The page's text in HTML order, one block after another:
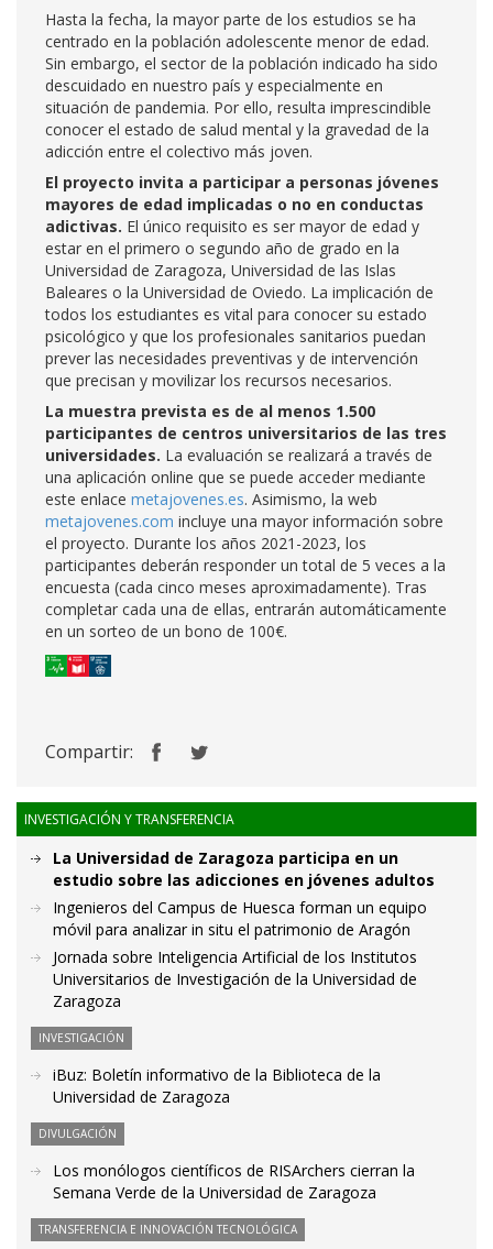
Hasta la fecha, la mayor parte de los estudios se ha
centrado en la población adolescente menor de edad.
Sin embargo, el sector de la población indicado ha sido
descuidado en nuestro país y especialmente en
situación de pandemia. Por ello, resulta imprescindible
conocer el estado de salud mental y la gravedad de la
adicción entre el colectivo más joven.
El proyecto invita a participar a personas jóvenes
mayores de edad implicadas o no en conductas
adictivas. El único requisito es ser mayor de edad y
estar en el primero o segundo año de grado en la
Universidad de Zaragoza, Universidad de las Islas
Baleares o la Universidad de Oviedo. La implicación de
todos los estudiantes es vital para conocer su estado
psicológico y que los profesionales sanitarios puedan
prever las necesidades preventivas y de intervención
que precisan y movilizar los recursos necesarios.
La muestra prevista es de al menos 1.500
participantes de centros universitarios de las tres
universidades. La evaluación se realizará a través de
una aplicación online que se puede acceder mediante
este enlace metajovenes.es. Asimismo, la web
metajovenes.com incluye una mayor información sobre
el proyecto. Durante los años 2021-2023, los
participantes deberán responder un total de 5 veces a la
encuesta (cada cinco meses aproximadamente). Tras
completar cada una de ellas, entrarán automáticamente
en un sorteo de un bono de 100€.
Compartir:
INVESTIGACIÓN Y TRANSFERENCIA
La Universidad de Zaragoza participa en un
estudio sobre las adicciones en jóvenes adultos
Ingenieros del Campus de Huesca forman un equipo
móvil para analizar in situ el patrimonio de Aragón
Jornada sobre Inteligencia Artificial de los Institutos
Universitarios de Investigación de la Universidad de
Zaragoza
INVESTIGACIÓN
iBuz: Boletín informativo de la Biblioteca de la
Universidad de Zaragoza
DIVULGACIÓN
Los monólogos científicos de RISArchers cierran la
Semana Verde de la Universidad de Zaragoza
TRANSFERENCIA E INNOVACIÓN TECNOLÓGICA